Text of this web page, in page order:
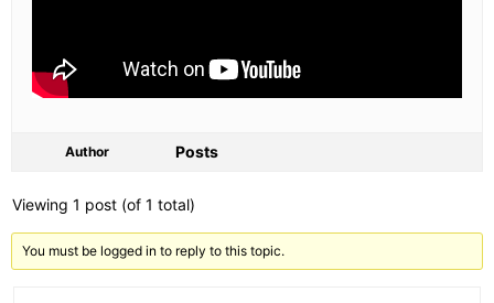
Author Posts
Viewing 1 post (of 1 total)
You must be logged in to reply to this topic.